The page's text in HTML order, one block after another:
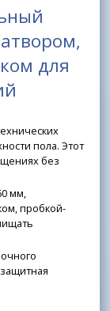
для
пола. Этот
без
мм,
пробкой-